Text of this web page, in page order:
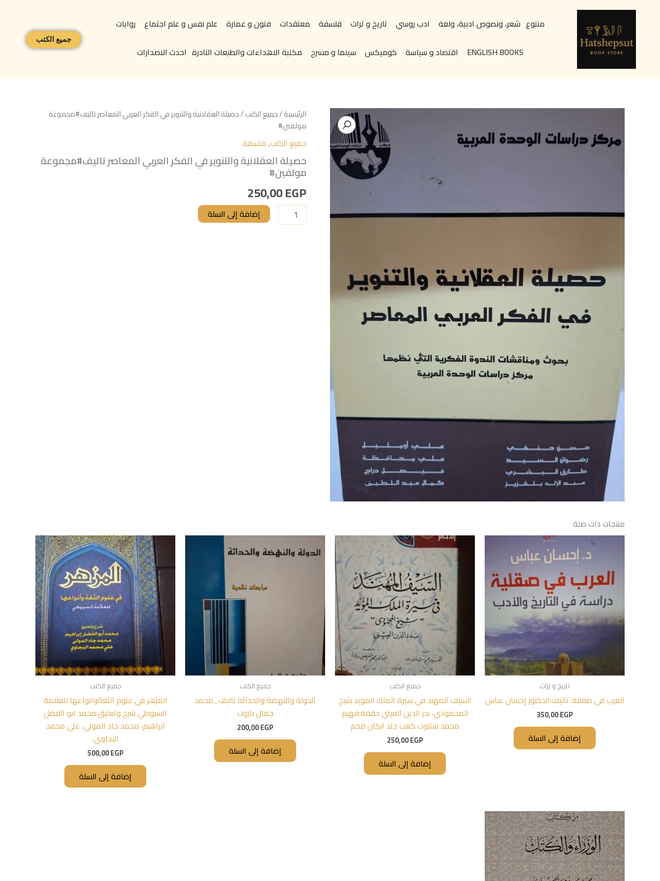
content
متنوع شعر، ونصوص ادبية، ولغة ادب روسي تاريخ و تراث فلسفة معتقدات فنون و عمارة علم نفس و علم اجتماع
روايات
ENGLISH BOOKS
اقتصاد و سياسة كوميكس سينما و مسرح مكتبة الاهداءات والطبعات النادرة احدث الاصدارات
جميع الكتب
الرئيسية/جميع الكتب/ حصيلة العقلانية والتنوير في الفكر العربي المعاصر تاليف#مجموعة
مولفين#
جميع الكتب,فلسفة
حصيلة العقلانية والتنوير في الفكر العربي المعاصر تاليف#مجموعة
مولفين#
250,00EGP
كمية
حصيلة
العقلانية
والتنوير
في
الفكر
العربي
المعاصر
تاليف#مجموعة
مولفين#
إضافة إلى السلة
منتجات ذات صلة
تاريخ و تراث
العرب في صقلية. تاليف:الدكتور إحسان عباس
350,00EGP
إضافة إلى السلة
جميع الكتب
السيف المهند في سيرة الملك المويد شيخ
المحمودي، بدر الدين العيني حققة:فهيم
محمد شلتوت كعب جلد اركان فخم
250,00EGP
إضافة إلى السلة
جميع الكتب
الدولة والنهضة والحداثة تاليف_محمد
جمال باروت
200,00EGP
إضافة إلى السلة
جميع الكتب
المزهر في علوم اللغةوانواعها للعلامة
السيوطي شرح وتعليق:محمد ابو الفضل
ابراهيم، محمد جاد المولي، علي محمد
البجاوي.
500,00EGP
إضافة إلى السلة